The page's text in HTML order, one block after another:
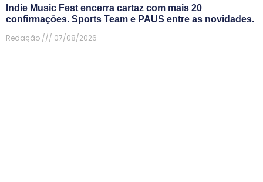
Indie Music Fest encerra cartaz com mais 20
confirmações. Sports Team e PAUS entre as novidades.
Redação
07/08/2026